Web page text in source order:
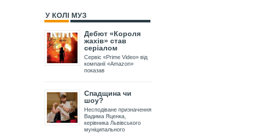
У КОЛІ МУЗ
Дебют «Короля
жахів» став
серіалом
Сервіс «Prime Video» від
компанії «Amazon»
показав
Спадщина чи
шоу?
Несподіване призначення
Вадима Яценка,
керівника Львівського
муніципального